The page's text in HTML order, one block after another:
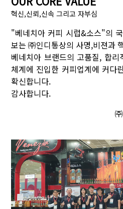
혁신,신뢰,신속 그리고 자부심
"베네치아 커피 시럽&소스"의
보는 ㈜인디통상의 사명,비젼과
베네치아 브랜드의 고품질, 합
체계에 진입한 커피업계에 커다
확신합니다.
감사합니다.